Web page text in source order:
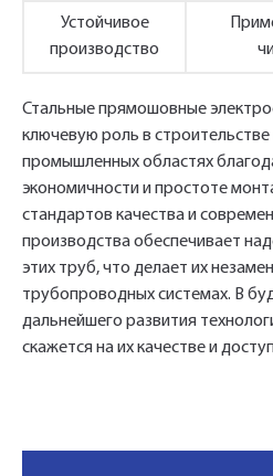
Устойчивое
производство
Стальные прямошовные
ключевую роль в строительстве
промышленных областях
экономичности и простоте
стандартов качества и
производства обеспечивает
этих труб, что делает их
трубопроводных системах. В
дальнейшего развития
скажется на их качестве и